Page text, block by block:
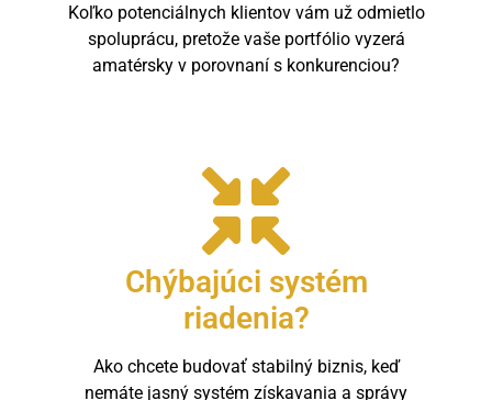
Koľko potenciálnych klientov vám už odmietlo
spoluprácu, pretože vaše portfólio vyzerá
amatérsky v porovnaní s konkurenciou?
Chýbajúci systém
riadenia?
Ako chcete budovať stabilný biznis, keď
nemáte jasný systém získavania a správy